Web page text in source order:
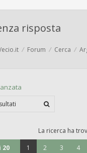
risposta
Forum Cerca
La ricerca ha
20 1 2 3 4